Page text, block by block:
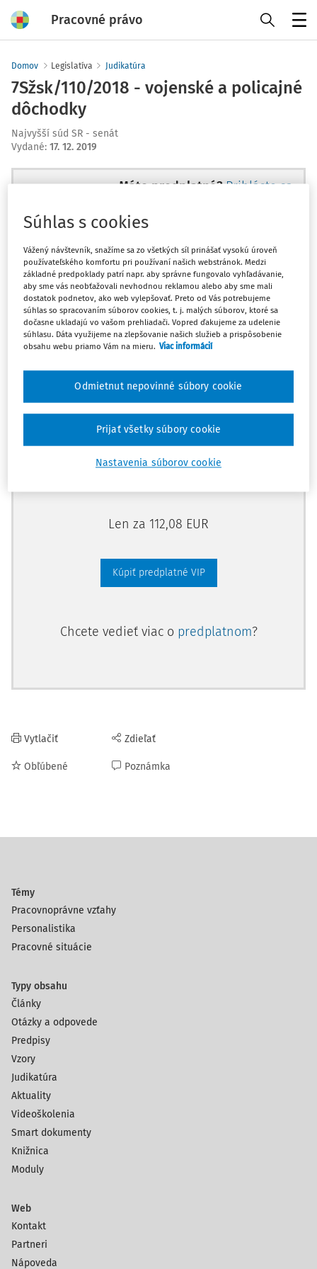
Pracovné právo
Domov Legislatíva Judikatúra
7Sžsk/110/2018 - vojenské a policajné
dôchodky
Najvyšší súd SR - senát
Vydané: 17. 12. 2019
Máte predplatné? Prihláste sa
Tento dokument je len pre
predplatiteľov VIP.
Odomknite si prístup zakúpením
predplatného.
Vďaka tomu získate aj:
Kompletný odborný obsah portálu
Všetky praktické nástroje: vzory, smart
dokumenty, knižnica
Len za 112,08 EUR
Kúpiť predplatné VIP
Chcete vedieť viac o predplatnom?
Vytlačiť
Obľúbené
Zdieľať
Poznámka
Témy
Pracovnoprávne vzťahy
Personalistika
Pracovné situácie
Typy obsahu
Články
Otázky a odpovede
Predpisy
Vzory
Judikatúra
Aktuality
Videoškolenia
Smart dokumenty
Knižnica
Moduly
Web
Kontakt
Partneri
Nápoveda
Súhlas s cookies
Vážený návštevník, snažíme sa zo všetkých síl prinášať vysokú úroveň
používateľského komfortu pri používaní našich webstránok. Medzi
základné predpoklady patrí napr. aby správne fungovalo vyhľadávanie,
aby sme vás neobťažovali nevhodnou reklamou alebo aby sme mali
dostatok podnetov, ako web vylepšovať. Preto od Vás potrebujeme
súhlas so spracovaním súborov cookies, t. j. malých súborov, ktoré sa
dočasne ukladajú vo vašom prehliadači. Vopred ďakujeme za udelenie
súhlasu. Dáta využijeme na zlepšovanie našich služieb a prispôsobenie
obsahu webu priamo Vám na mieru. Viac informácií
Nastavenia súborov cookie
Odmietnut nepovinné súbory cookie
Prijať všetky súbory cookie